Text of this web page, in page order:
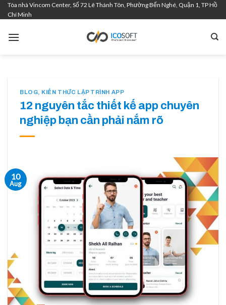
Skip
to
content
Tòa nhà Vincom Center, Số 72 Lê Thánh Tôn, Phường Bến Nghé, Quận 1, TP Hồ
Chí Minh
BLOG, KIẾN THỨC LẬP TRÌNH APP
12 nguyên tắc thiết kế app chuyên
nghiệp bạn cần phải nắm rõ
10
Aug